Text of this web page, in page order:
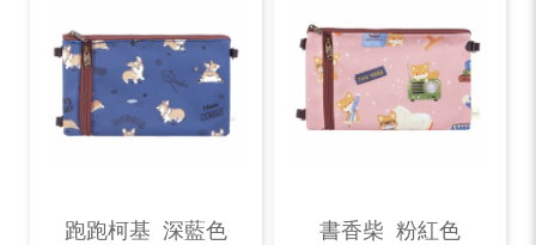
跑跑柯基 深藍色 書香柴 粉紅色